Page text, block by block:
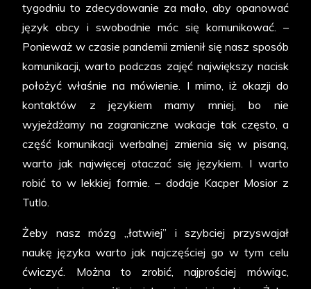
tygodniu to zdecydowanie za mało, aby opanować
język obcy i swobodnie móc się komunikować. –
Ponieważ w czasie pandemii zmienił się nasz sposób
komunikacji, warto podczas zajęć największy nacisk
położyć właśnie na mówienie. I mimo, iż okazji do
kontaktów z językiem mamy mniej, bo nie
wyjeżdżamy na zagraniczne wakacje tak często, a
część komunikacji werbalnej zmienia się w pisaną,
warto jak najwięcej otaczać się językiem. I warto
robić to w lekkiej formie. – dodaje Kacper Mosior z
Tutlo.
Żeby nasz mózg „łatwiej” i szybciej przyswajał
naukę języka warto jak najczęściej go w tym celu
ćwiczyć. Można to zrobić, najprościej mówiąc,